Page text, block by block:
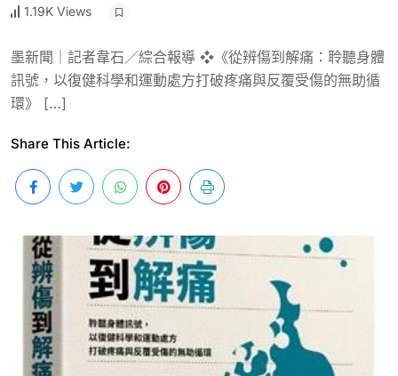
1.19K Views
墨新聞｜記者韋石／綜合報導 ❖《從辨傷到解痛：聆聽身體
訊號，以復健科學和運動處方打破疼痛與反覆受傷的無助循
環》 […]
Share This Article: